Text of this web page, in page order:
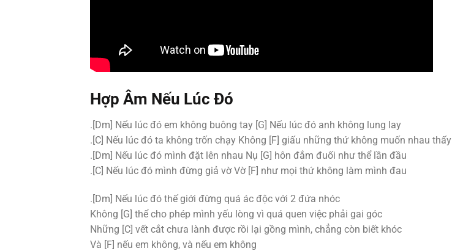
Hợp Âm Nếu Lúc Đó
.[Dm] Nếu lúc đó em không buông tay [G] Nếu lúc đó anh không lung lay
.[C] Nếu lúc đó ta không trốn chạy Không [F] giấu những thứ không muốn nhau thấy
.[Dm] Nếu lúc đó mình đặt lên nhau Nụ [G] hôn đắm đuối như thể lần đầu
.[C] Nếu lúc đó mình đừng giả vờ Vờ [F] như mọi thứ không làm mình đau
.[Dm] Nếu lúc đó thế giới đừng quá ác độc với 2 đứa nhóc
Không [G] thể cho phép mình yếu lòng vì quá quen việc phải gai góc
Những [C] vết cắt chưa lành được rồi lại gồng mình, chẳng còn biết khóc
Và [F] nếu em không, và nếu em không